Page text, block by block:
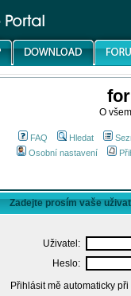
O
FAQ Hledat
Osobní nastavení
Zadejte prosím vaše
Uživatel:
Heslo:
Přihlásit mě automaticky